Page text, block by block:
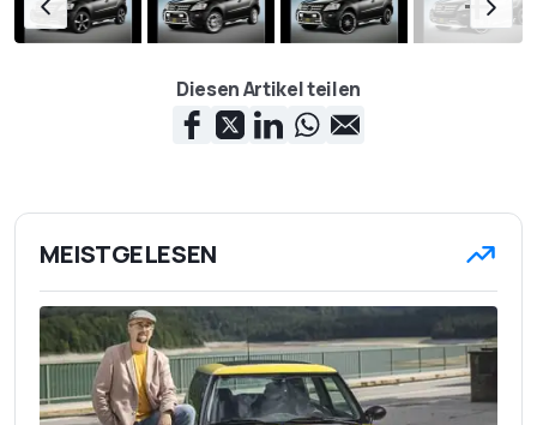
Diesen Artikel teilen
MEISTGELESEN